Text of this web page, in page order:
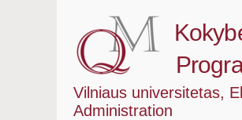
Vilniaus universitetas,
Administration